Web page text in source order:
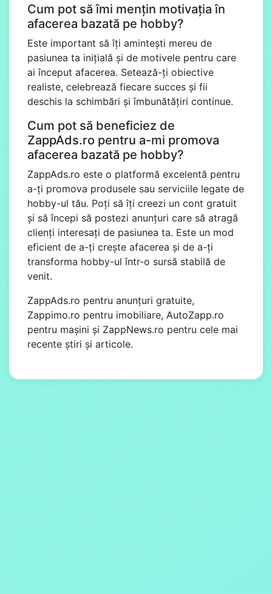
Cum pot să îmi mențin motivația în
afacerea bazată pe hobby?
Este important să îți amintești mereu de
pasiunea ta inițială și de motivele pentru care
ai început afacerea. Setează-ți obiective
realiste, celebrează fiecare succes și fii
deschis la schimbări și îmbunătățiri continue.
Cum pot să beneficiez de
ZappAds.ro pentru a-mi promova
afacerea bazată pe hobby?
ZappAds.ro este o platformă excelentă pentru
a-ți promova produsele sau serviciile legate de
hobby-ul tău. Poți să îți creezi un cont gratuit
și să începi să postezi anunțuri care să atragă
clienți interesați de pasiunea ta. Este un mod
eficient de a-ți crește afacerea și de a-ți
transforma hobby-ul într-o sursă stabilă de
venit.
ZappAds.ro pentru anunțuri gratuite,
Zappimo.ro pentru imobiliare, AutoZapp.ro
pentru mașini și ZappNews.ro pentru cele mai
recente știri și articole.